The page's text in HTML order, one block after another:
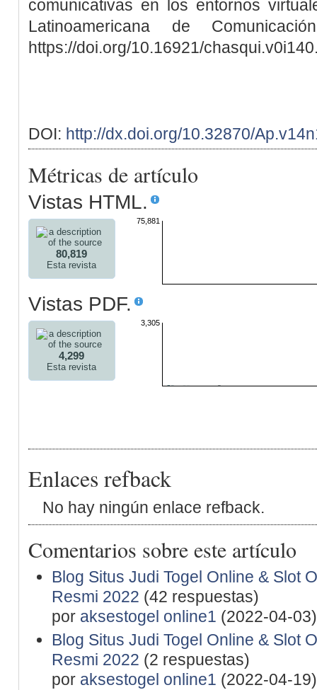
comunicativas en los entornos
Latinoamericana de
https://doi.org/10.16921/
DOI: http://dx.doi.org/10.32870/
Métricas de artículo
Vistas HTML.
80,819
Esta revista
75,881
Vistas PDF.
4,299
Esta revista
3,305
Enlaces refback
No hay ningún enlace refback.
Comentarios sobre este artículo
Blog Situs Judi Togel Online & Slot
Resmi 2022 (42 respuestas)
por aksestogel online1 (2022-04-03)
Blog Situs Judi Togel Online & Slot
Resmi 2022 (2 respuestas)
por aksestogel online1 (2022-04-19)